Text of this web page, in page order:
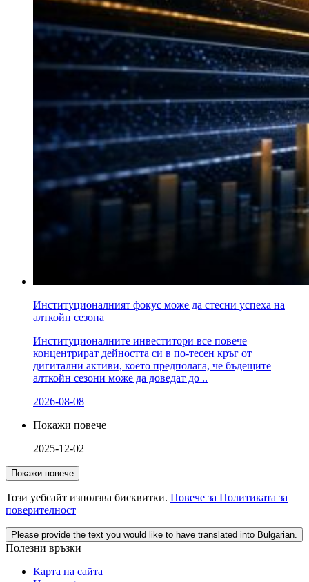
Институционалният фокус може да стесни успеха на
алткойн сезона
Институционалните инвеститори все повече
концентрират дейността си в по-тесен кръг от
дигитални активи, което предполага, че бъдещите
алткойн сезони може да доведат до ..
2026-08-08
Покажи повече
2025-12-02
Покажи повече
Този уебсайт използва бисквитки. Повече за Политиката за
поверителност
Please provide the text you would like to have translated into Bulgarian.
Полезни връзки
Карта на сайта